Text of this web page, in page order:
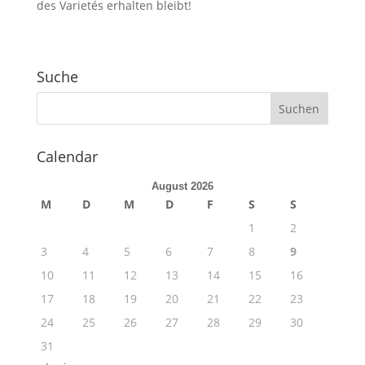
des Varietés erhalten bleibt!
Suche
Calendar
August 2026
M D M D F S
S
1
2
3
4 5 6 7 8
9
10
11 12 13 14 15
16
17
18 19 20 21 22
23
24
25 26 27 28 29
30
31